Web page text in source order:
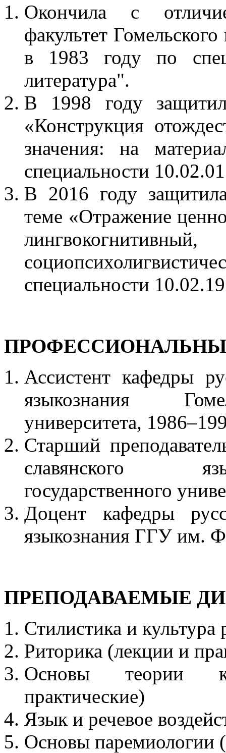
Окончила с
факультет
в 1983 году по
литература".
В 1998 году
«Конструкция
значения: на
специальности
В 2016 году
теме «Отражение
специальности
Ассистент кафедры
языкознания
университета,
Старший
славянского
государственного
Доцент кафедры
языкознания ГГУ им.
ПРЕПОДАВАЕМЫЕ
Стилистика и
Риторика (лекции и
Основы теории
практические)
Язык и речевое
Основы паремиологии